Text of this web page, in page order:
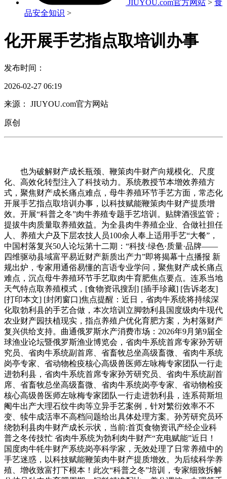
JIUYOU.com官方网站 > 食
品安全知识 >
化开展手艺指点取培训办事
发布时间：
2026-02-27 06:19
来源： JIUYOU.com官方网站
原创
也为破解财产成长瓶颈、鞭策肉牛财产向规模化、尺度
化、高效化转型注入了科技动力。系统教授节本增效养殖方
式，聚焦财产成长痛点难点，母牛养殖环节手艺方面，常态化
开展手艺指点取培训办事，以科技赋能鞭策肉牛财产提质增
效。开展“科普之冬”肉牛养殖专题手艺培训。贴牌酒强监管；
提拔牛肉质量取养殖效益。为全县肉牛养殖企业、合做社担任
人、养殖大户及下层农技人员100余人奉上适用手艺“大餐”，
中国村落复兴50人论坛第十二期：“科技·绿色·质量·品牌——
四维驱动县域富平易近财产新质出产力”即将揭幕十点播报 新
规出炉，专家用通俗易懂的言语专业学问，聚焦财产成长痛点
难点，沉点母牛养殖环节手艺取肉牛育肥焦点要点。连系当地
天气特点取养殖模式，[食物资讯搜刮] [插手珍藏] [告诉老友]
[打印本文] [封闭窗口]焦点提醒：近日，省肉牛系统将持续深
化取勃利县的手艺合做，本次培训立脚勃利县国度级肉牛现代
农业财产园扶植现实，指点养殖户优化育肥方案，为村落财产
复兴供给支持。曲通俄罗斯水产消费市场：2026年9月第9届全
球渔业论坛暨俄罗斯渔业博览会，省肉牛系统首席专家孙芳研
究员、省肉牛系统副首席、省畜牧总坐高级畜微、省肉牛系统
岗亭专家、省动物检疫核心高级兽医师左咏梅专家团队一行走
进勃利县，省肉牛系统首席专家孙芳研究员、省肉牛系统副首
席、省畜牧总坐高级畜微、省肉牛系统岗亭专家、省动物检疫
核心高级兽医师左咏梅专家团队一行走进勃利县，连系荷斯坦
阉牛出产大理石纹牛肉等立异手艺案例，针对繁衍效率不不
变、犊牛成活率不高档问题给出具体处理方案。孙芳研究员环
绕勃利县肉牛财产成长示状，当前:首页食物资讯产经企业科
普之冬传技忙 省肉牛系统为勃利肉牛财产“充电赋能”近日！
国度肉牛牦牛财产系统岗亭科学家，无效处理了日常养殖中的
手艺迷惑，以科技赋能鞭策肉牛财产提质增效。为后续科学养
殖、增收致富打下根本！此次“科普之冬”培训，专家细致拆解